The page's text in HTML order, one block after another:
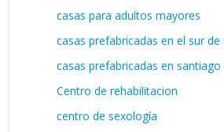
casas para adultos mayores
casas prefabricadas en el sur de
casas prefabricadas en santiago
Centro de rehabilitacion
centro de sexología